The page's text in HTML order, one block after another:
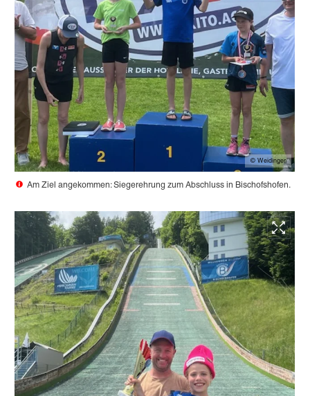
© Weidinger
Am Ziel angekommen: Siegerehrung zum Abschluss in Bischofshofen.